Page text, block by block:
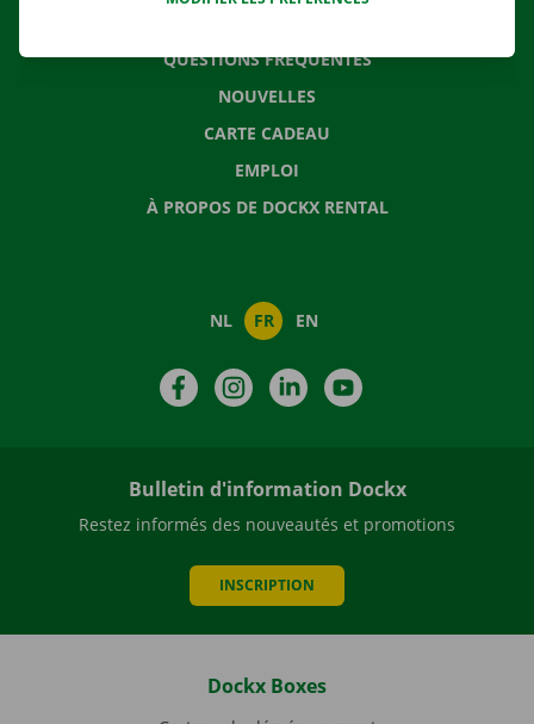
QUESTIONS FRÉQUENTES
NOUVELLES
CARTE CADEAU
EMPLOI
À PROPOS DE DOCKX RENTAL
NL FR EN
FacebookInstagramLinkedIn
Bulletin d'information Dockx
Restez informés des nouveautés et promotions
INSCRIPTION
Dockx Boxes